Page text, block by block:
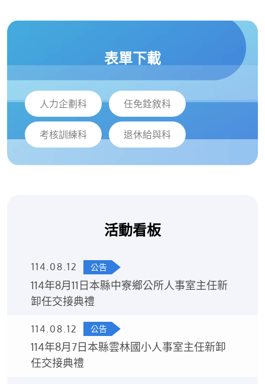
表單下載
人力企劃科 任免銓敘科
考核訓練科 退休給與科
活動看板
114.08.12 公告
114年8月11日本縣中寮鄉公所人事室主任新
卸任交接典禮
114.08.12 公告
114年8月7日本縣雲林國小人事室主任新卸
任交接典禮